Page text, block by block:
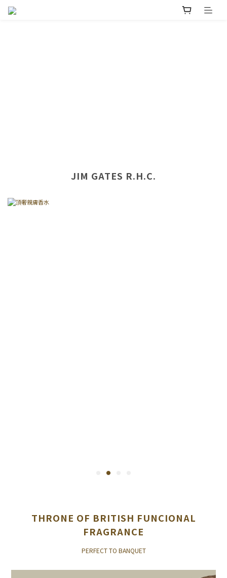
JIM GATES R.H.C.
THRONE OF BRITISH FUNCIONAL
FRAGRANCE
PERFECT TO BANQUET